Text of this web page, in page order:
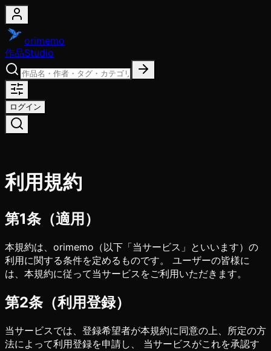
orimemo
作品Studio
ログイン
利用規約
第1条（適用）
本規約は、orimemo（以下「当サービス」といいます）の
利用に関する条件を定めるものです。 ユーザーの皆様に
は、本規約に従って当サービスをご利用いただきます。
第2条（利用登録）
当サービスでは、登録希望者が本規約に同意の上、所定の方
法によって利用登録を申請し、 当サービスがこれを承認す